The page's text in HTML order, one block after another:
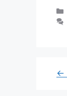
←